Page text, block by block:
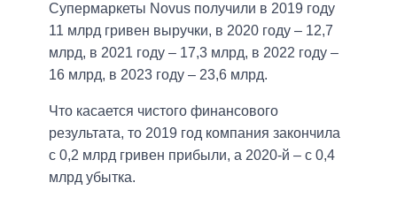
Супермаркеты Novus получили в 2019 году
11 млрд гривен выручки, в 2020 году – 12,7
млрд, в 2021 году – 17,3 млрд, в 2022 году –
16 млрд, в 2023 году – 23,6 млрд.
Что касается чистого финансового
результата, то 2019 год компания закончила
с 0,2 млрд гривен прибыли, а 2020-й – с 0,4
млрд убытка.